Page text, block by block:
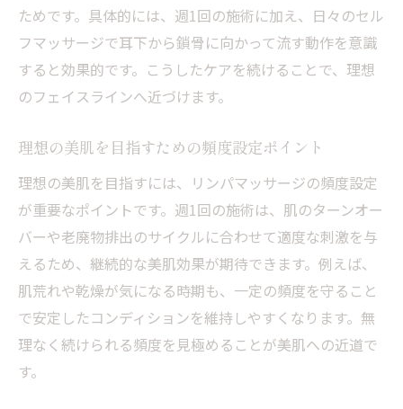
ためです。具体的には、週1回の施術に加え、日々のセル
フマッサージで耳下から鎖骨に向かって流す動作を意識
すると効果的です。こうしたケアを続けることで、理想
のフェイスラインへ近づけます。
理想の美肌を目指すための頻度設定ポイント
理想の美肌を目指すには、リンパマッサージの頻度設定
が重要なポイントです。週1回の施術は、肌のターンオー
バーや老廃物排出のサイクルに合わせて適度な刺激を与
えるため、継続的な美肌効果が期待できます。例えば、
肌荒れや乾燥が気になる時期も、一定の頻度を守ること
で安定したコンディションを維持しやすくなります。無
理なく続けられる頻度を見極めることが美肌への近道で
す。